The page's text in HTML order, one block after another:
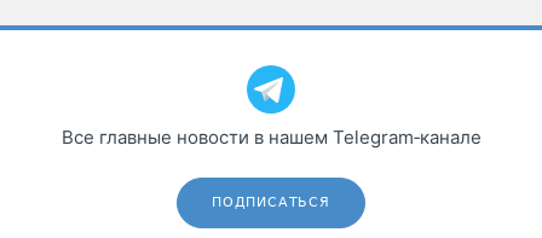
Все главные новости в нашем Telegram‑канале
ПОДПИСАТЬСЯ